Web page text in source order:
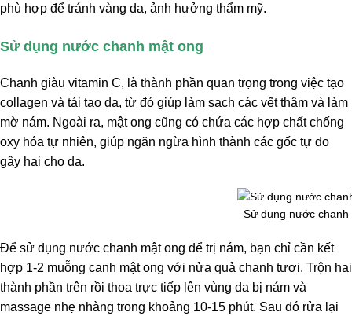
phù hợp để tránh vàng da, ảnh hưởng thẩm mỹ.
Sử dụng nước chanh mật ong
Chanh giàu vitamin C, là thành phần quan trọng trong việc tạo
collagen và tái tạo da, từ đó giúp làm sạch các vết thâm và làm
mờ nám. Ngoài ra, mật ong cũng có chứa các hợp chất chống
oxy hóa tự nhiên, giúp ngăn ngừa hình thành các gốc tự do
gây hại cho da.
Sử dụng nước chanh
Để sử dụng nước chanh mật ong để trị nám, bạn chỉ cần kết
hợp 1-2 muỗng canh mật ong với nửa quả chanh tươi. Trộn hai
thành phần trên rồi thoa trực tiếp lên vùng da bị nám và
massage nhẹ nhàng trong khoảng 10-15 phút. Sau đó rửa lại